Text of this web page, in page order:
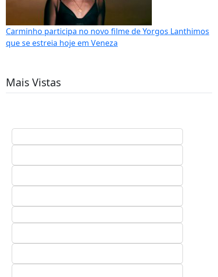
Carminho participa no novo filme de Yorgos Lanthimos
que se estreia hoje em Veneza
Mais Vistas